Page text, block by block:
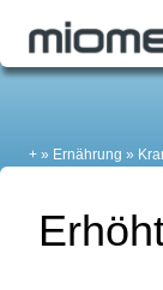
+ Ernährung